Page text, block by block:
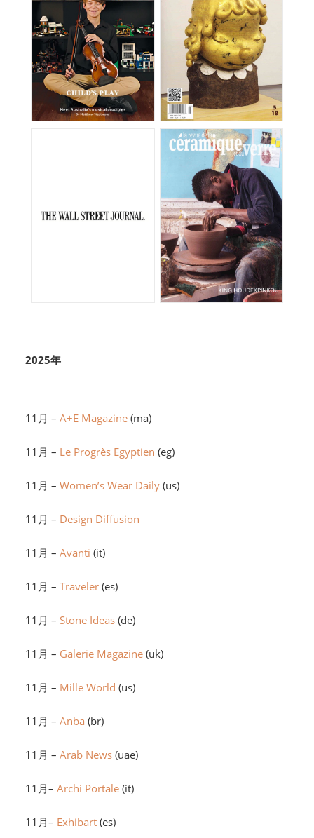
2025年
11月 – A+E Magazine(ma)
11月 – Le Progrès Egyptien (eg)
11月 – Women’s Wear Daily(us)
11月 – Design Diffusion
11月 – Avanti (it)
11月 – Traveler(es)
11月 – Stone Ideas(de)
11月 – Galerie Magazine(uk)
11月 – Mille World (us)
11月 – Anba (br)
11月 – Arab News(uae)
11月– Archi Portale(it)
11月– Exhibart(es)